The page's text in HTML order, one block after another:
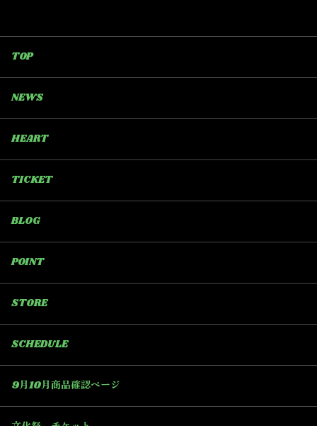
TOP
NEWS
HEART
TICKET
BLOG
POINT
STORE
SCHEDULE
9月10月商品確認ページ